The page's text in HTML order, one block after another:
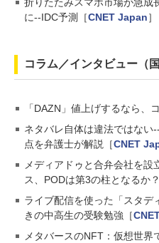
に--IDC予測［CNET Japan］
コラム／インタビュー（国
「DAZN」値上げするなら、
ネタバレ自体は違法ではない
点を弁護士が解説［CNET
メディアドゥと合弁会社を
ス、PODは第3の柱となるか
ライブ配信を使った「スタデ
きの中高生の受験勉強［
メタバースのNFT：仮想世界